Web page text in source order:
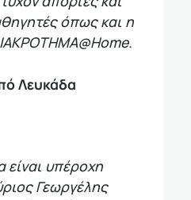
όπως και η
Λευκάδα
είναι υπέροχη
Γεωργέλης